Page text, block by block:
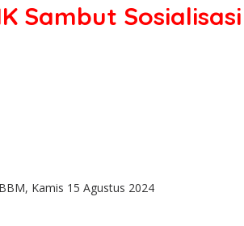
Sambut
Kamis 15 Agustus 2024